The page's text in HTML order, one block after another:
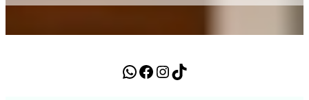
WhatsApp
Facebook
Instagram
TikTok